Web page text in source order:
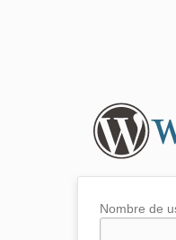
Nombre de